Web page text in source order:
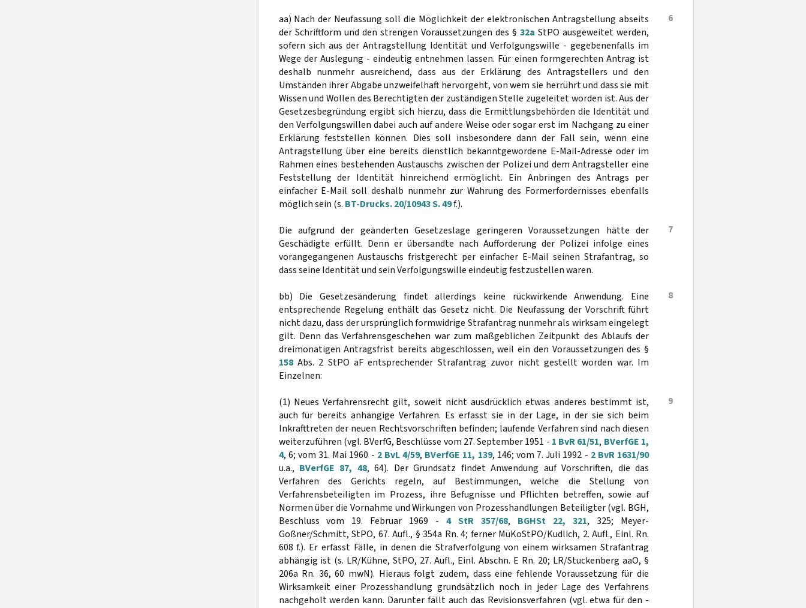
6
aa) Nach der Neufassung soll die Möglichkeit der elektronischen Antragstellung abseits
der Schriftform und den strengen Voraussetzungen des § 32a StPO ausgeweitet werden,
sofern sich aus der Antragstellung Identität und Verfolgungswille - gegebenenfalls im
Wege der Auslegung - eindeutig entnehmen lassen. Für einen formgerechten Antrag ist
deshalb nunmehr ausreichend, dass aus der Erklärung des Antragstellers und den
Umständen ihrer Abgabe unzweifelhaft hervorgeht, von wem sie herrührt und dass sie mit
Wissen und Wollen des Berechtigten der zuständigen Stelle zugeleitet worden ist. Aus der
Gesetzesbegründung ergibt sich hierzu, dass die Ermittlungsbehörden die Identität und
den Verfolgungswillen dabei auch auf andere Weise oder sogar erst im Nachgang zu einer
Erklärung feststellen können. Dies soll insbesondere dann der Fall sein, wenn eine
Antragstellung über eine bereits dienstlich bekanntgewordene E-Mail-Adresse oder im
Rahmen eines bestehenden Austauschs zwischen der Polizei und dem Antragsteller eine
Feststellung der Identität hinreichend ermöglicht. Ein Anbringen des Antrags per
einfacher E-Mail soll deshalb nunmehr zur Wahrung des Formerfordernisses ebenfalls
möglich sein (s. BT-Drucks. 20/10943 S. 49f.).
7
Die aufgrund der geänderten Gesetzeslage geringeren Voraussetzungen hätte der
Geschädigte erfüllt. Denn er übersandte nach Aufforderung der Polizei infolge eines
vorangegangenen Austauschs fristgerecht per einfacher E-Mail seinen Strafantrag, so
dass seine Identität und sein Verfolgungswille eindeutig festzustellen waren.
8
bb) Die Gesetzesänderung findet allerdings keine rückwirkende Anwendung. Eine
entsprechende Regelung enthält das Gesetz nicht. Die Neufassung der Vorschrift führt
nicht dazu, dass der ursprünglich formwidrige Strafantrag nunmehr als wirksam eingelegt
gilt. Denn das Verfahrensgeschehen war zum maßgeblichen Zeitpunkt des Ablaufs der
dreimonatigen Antragsfrist bereits abgeschlossen, weil ein den Voraussetzungen des §
158Abs. 2 StPO aF entsprechender Strafantrag zuvor nicht gestellt worden war. Im
Einzelnen:
9
(1) Neues Verfahrensrecht gilt, soweit nicht ausdrücklich etwas anderes bestimmt ist,
auch für bereits anhängige Verfahren. Es erfasst sie in der Lage, in der sie sich beim
Inkrafttreten der neuen Rechtsvorschriften befinden; laufende Verfahren sind nach diesen
weiterzuführen (vgl. BVerfG, Beschlüsse vom 27. September 1951 - 1 BvR 61/51, BVerfGE 1,
4, 6; vom 31. Mai 1960 - 2 BvL 4/59, BVerfGE 11, 139, 146; vom 7. Juli 1992 - 2 BvR 1631/90
u.a., BVerfGE 87, 48, 64). Der Grundsatz findet Anwendung auf Vorschriften, die das
Verfahren des Gerichts regeln, auf Bestimmungen, welche die Stellung von
Verfahrensbeteiligten im Prozess, ihre Befugnisse und Pflichten betreffen, sowie auf
Normen über die Vornahme und Wirkungen von Prozesshandlungen Beteiligter (vgl. BGH,
Beschluss vom 19. Februar 1969 -4 StR 357/68, BGHSt 22, 321, 325; Meyer-
Goßner/Schmitt, StPO, 67. Aufl., § 354a Rn. 4; ferner MüKoStPO/Kudlich, 2. Aufl., Einl. Rn.
608 f.). Er erfasst Fälle, in denen die Strafverfolgung von einem wirksamen Strafantrag
abhängig ist (s. LR/Kühne, StPO, 27. Aufl., Einl. Abschn. E Rn. 20; LR/Stuckenberg aaO, §
206a Rn. 36, 60 mwN). Hieraus folgt zudem, dass eine fehlende Voraussetzung für die
Wirksamkeit einer Prozesshandlung grundsätzlich noch in jeder Lage des Verfahrens
nachgeholt werden kann. Darunter fällt auch das Revisionsverfahren (vgl. etwa für den -